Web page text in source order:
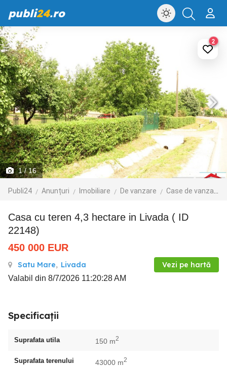
publi24.ro
1/ 16
Publi24 Anunțuri Imobiliare De vanzare Case de vanzare
2
Casa cu teren 4,3 hectare in Livada ( ID
22148)
450 000 EUR
Satu Mare, Livada Vezi pe hartă
Valabil din 8/7/2026 11:20:28 AM
Specificații
Suprafata utila 150 m2
Suprafata terenului 43000 m2